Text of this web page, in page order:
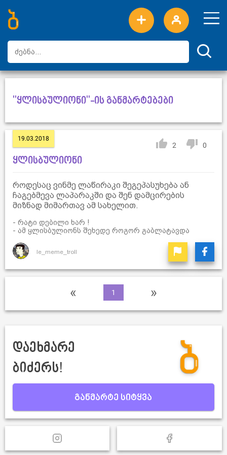
ახალი სიტყვები
ტოპ სიტყვები
დღის ტოპ სიტყვები
ტოპ მომხმარებლები
"ყლისბულიონი"-ის განმარტებები
19.03.2018
2 0
ყლისბულიონი
როდესაც ვინმე ლაწირაკი შეგეპასუხება ან
ჩაგებმევა ლაპარაკში და შენ დამცირების
მიზნად მიმართავ ამ სახელით.
- რატი დებილი ხარ !
- ამ ყლისბულიონს შეხედე როგორ გაბლატავდა
le_meme_troll
« 1 »
დაეხმარე
ბიძერს!
განმარტე სიტყვა